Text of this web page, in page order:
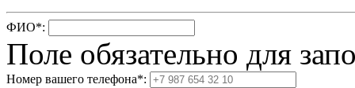
ФИО*:
Поле обязательно для
Номер вашего телефона*: